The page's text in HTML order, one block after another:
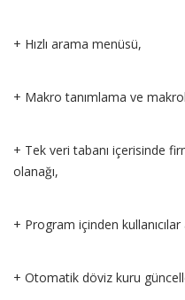
+ Hızlı arama menüsü,
+ Makro tanımlama ve
+ Tek veri tabanı içerisinde
olanağı,
+ Program içinden
+ Otomatik döviz kuru